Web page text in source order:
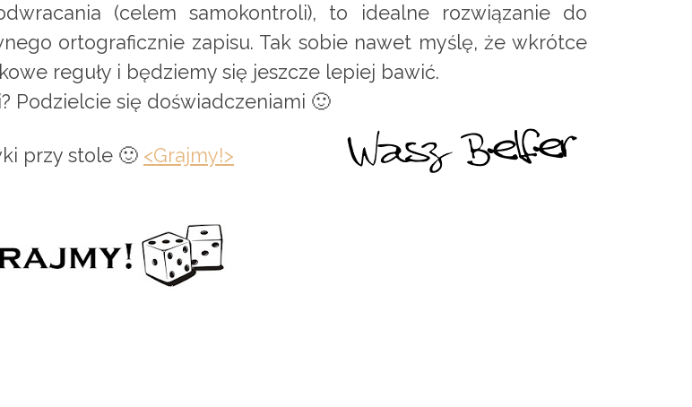
(celem samokontroli), to idealne rozwiązanie do
ortograficznie zapisu. Tak sobie nawet myślę, że wkrótce
reguły i będziemy się jeszcze lepiej bawić.
Podzielcie się doświadczeniami 🙂
przy stole 🙂 <Grajmy!>